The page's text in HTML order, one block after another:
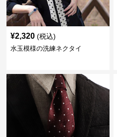
¥2,320 (税込)
水玉模様の洗練ネクタイ